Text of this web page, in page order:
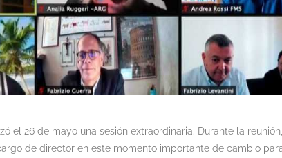
el 26 de mayo una sesión extraordinaria. Durante la
de director en este momento importante de cambio